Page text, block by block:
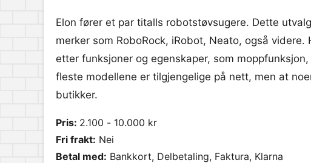
Elon fører et par titalls robotstøvsugere. Dette
merker som RoboRock, iRobot, Neato, også
etter funksjoner og egenskaper, som
fleste modellene er tilgjengelige på nett, men at
butikker.
Pris: 2.100 - 10.000 kr
Fri frakt: Nei
Betal med: Bankkort, Delbetaling, Faktura, Klarna